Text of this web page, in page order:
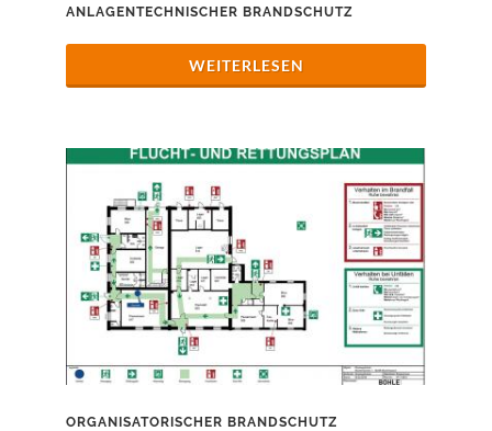
ANLAGENTECHNISCHER BRANDSCHUTZ
WEITERLESEN
ORGANISATORISCHER BRANDSCHUTZ